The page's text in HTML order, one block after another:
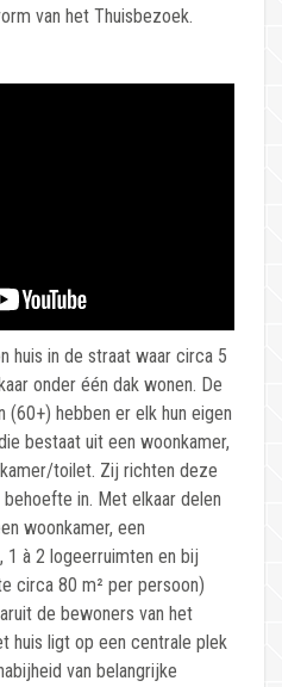
van het Thuisbezoek.
huis in de straat waar circa 5
onder één dak wonen. De
(60+) hebben er elk hun eigen
bestaat uit een woonkamer,
toilet. Zij richten deze
in. Met elkaar delen
woonkamer, een
1 à 2 logeerruimten en bij
circa 80 m² per persoon)
de bewoners van het
huis ligt op een centrale plek
van belangrijke